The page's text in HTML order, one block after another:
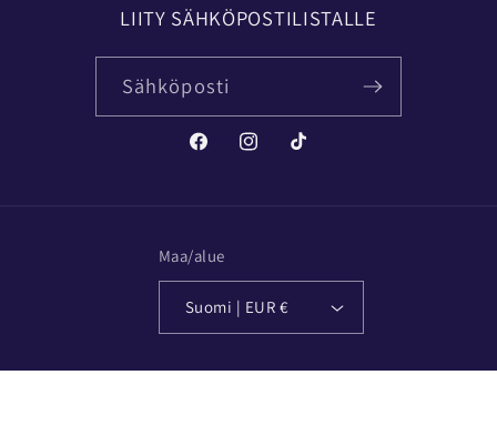
LIITY SÄHKÖPOSTILISTALLE
Sähköposti
FacebookInstagramTikTok
Maa/alue
Suomi | EUR €